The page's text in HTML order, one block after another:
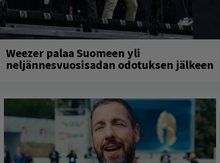
Weezer palaa Suomeen yli
neljännesvuosisadan odotuksen jälkeen